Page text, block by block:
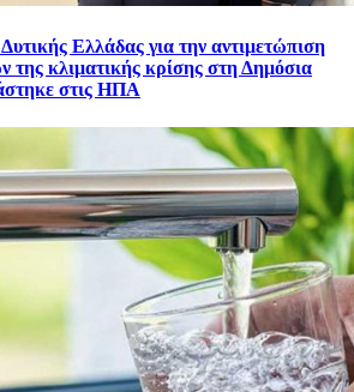
Ελλάδας για την αντιμετώπιση
της κλιματικής κρίσης στη Δημόσια
στις ΗΠΑ